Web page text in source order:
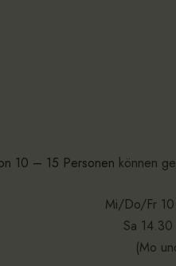
10 – 15 Personen können
Mi/Do/Fr
Sa
(Mo